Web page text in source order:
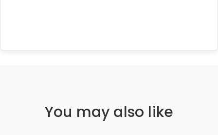
You may also like